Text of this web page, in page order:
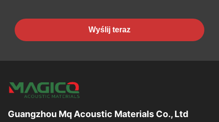
Wyślij teraz
Guangzhou Mq Acoustic Materials Co., Ltd